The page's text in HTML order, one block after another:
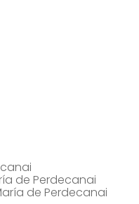
de Perdecanai
de Perdecanai